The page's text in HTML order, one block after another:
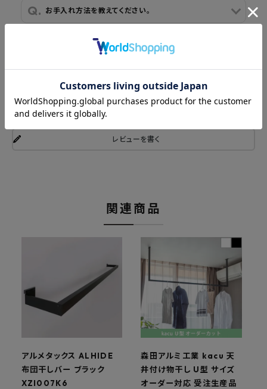
お手入れ方法を教えてください。
商品レビュー
レビューを書く
関連商品
アルメタックス ALHIDE
布団干しバー ブラック
XZI007K6
森田アルミ工業 kacu 天
井付け物干し U型 サイズ
オーダー対応 受注生産品